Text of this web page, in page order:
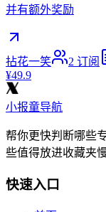
并有额外奖励
拈花一笑 2 订阅
¥49.9
小报童导航
帮你更快判断哪些
些值得放进收藏夹
快速入口